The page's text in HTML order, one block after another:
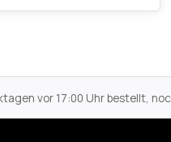
vor 17:00 Uhr bestellt,